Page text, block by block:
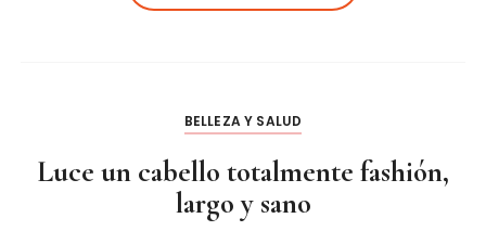
BELLEZA Y SALUD
Luce un cabello totalmente fashión,
largo y sano